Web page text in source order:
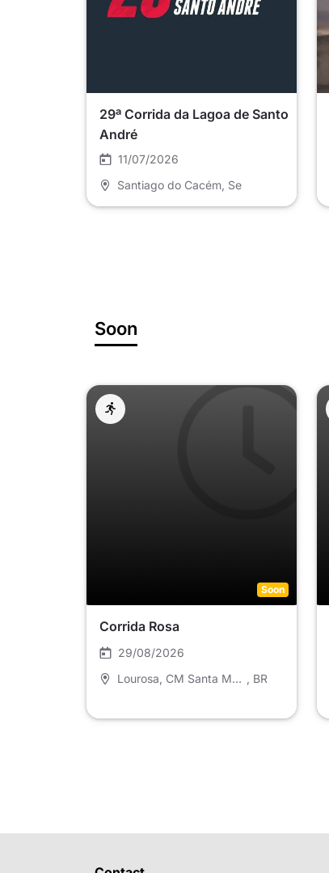
29ª Corrida da Lagoa de Santo
André
11/07/2026
Santiago do Cacém , Se
Soon
Soon
Corrida Rosa
29/08/2026
Lourosa, CM Santa Maria da Feira
, BR